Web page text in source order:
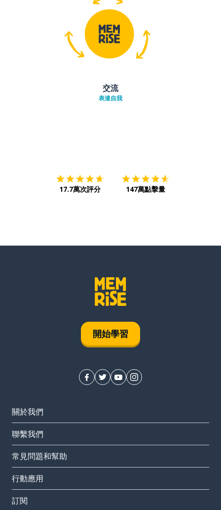
交流
表達自我
17.7萬次評分 147萬點擊量
開始學習
關於我們
聯繫我們
常見問題和幫助
行動應用
訂閱